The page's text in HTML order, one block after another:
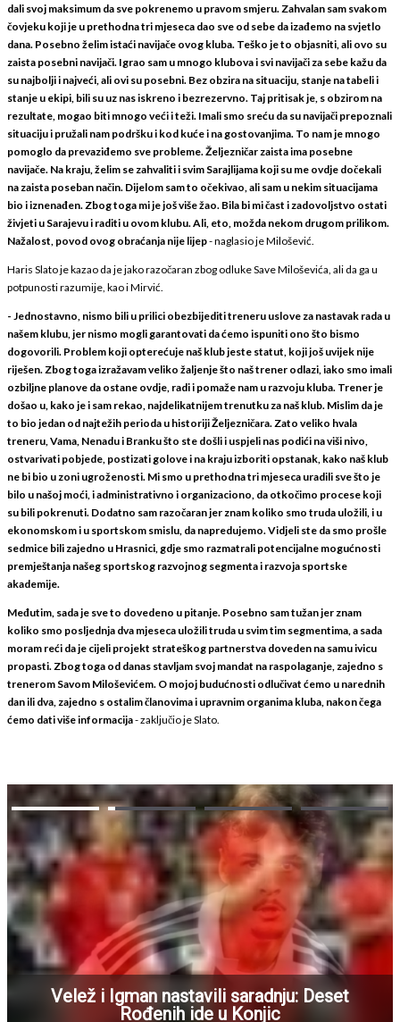
dali svoj maksimum da sve pokrenemo u pravom smjeru. Zahvalan sam svakom
čovjeku koji je u prethodna tri mjeseca dao sve od sebe da izađemo na svjetlo
dana. Posebno želim istaći navijače ovog kluba. Teško je to objasniti, ali ovo su
zaista posebni navijači. Igrao sam u mnogo klubova i svi navijači za sebe kažu da
su najbolji i najveći, ali ovi su posebni. Bez obzira na situaciju, stanje na tabeli i
stanje u ekipi, bili su uz nas iskreno i bezrezervno. Taj pritisak je, s obzirom na
rezultate, mogao biti mnogo veći i teži. Imali smo sreću da su navijači prepoznali
situaciju i pružali nam podršku i kod kuće i na gostovanjima. To nam je mnogo
pomoglo da prevaziđemo sve probleme. Željezničar zaista ima posebne
navijače. Na kraju, želim se zahvaliti i svim Sarajlijama koji su me ovdje dočekali
na zaista poseban način. Dijelom sam to očekivao, ali sam u nekim situacijama
bio i iznenađen. Zbog toga mi je još više žao. Bila bi mi čast i zadovoljstvo ostati
živjeti u Sarajevu i raditi u ovom klubu. Ali, eto, možda nekom drugom prilikom.
Nažalost, povod ovog obraćanja nije lijep- naglasio je Milošević.
Haris Slato je kazao da je jako razočaran zbog odluke Save Miloševića, ali da ga u
potpunosti razumije, kao i Mirvić.
- Jednostavno, nismo bili u prilici obezbijediti treneru uslove za nastavak rada u
našem klubu, jer nismo mogli garantovati da ćemo ispuniti ono što bismo
dogovorili. Problem koji opterećuje naš klub jeste statut, koji još uvijek nije
riješen. Zbog toga izražavam veliko žaljenje što naš trener odlazi, iako smo imali
ozbiljne planove da ostane ovdje, radi i pomaže nam u razvoju kluba. Trener je
došao u, kako je i sam rekao, najdelikatnijem trenutku za naš klub. Mislim da je
to bio jedan od najtežih perioda u historiji Željezničara. Zato veliko hvala
treneru, Vama, Nenadu i Branku što ste došli i uspjeli nas podići na viši nivo,
ostvarivati pobjede, postizati golove i na kraju izboriti opstanak, kako naš klub
ne bi bio u zoni ugroženosti. Mi smo u prethodna tri mjeseca uradili sve što je
bilo u našoj moći, i administrativno i organizaciono, da otkočimo procese koji
su bili pokrenuti. Dodatno sam razočaran jer znam koliko smo truda uložili, i u
ekonomskom i u sportskom smislu, da napredujemo. Vidjeli ste da smo prošle
sedmice bili zajedno u Hrasnici, gdje smo razmatrali potencijalne mogućnosti
premještanja našeg sportskog razvojnog segmenta i razvoja sportske
akademije.
Međutim, sada je sve to dovedeno u pitanje. Posebno sam tužan jer znam
koliko smo posljednja dva mjeseca uložili truda u svim tim segmentima, a sada
moram reći da je cijeli projekt strateškog partnerstva doveden na samu ivicu
propasti. Zbog toga od danas stavljam svoj mandat na raspolaganje, zajedno s
trenerom Savom Miloševićem. O mojoj budućnosti odlučivat ćemo u narednih
dan ili dva, zajedno s ostalim članovima i upravnim organima kluba, nakon čega
ćemo dati više informacija- zaključio je Slato.
Velež i Igman nastavili saradnju: Deset
Rođenih ide u Konjic